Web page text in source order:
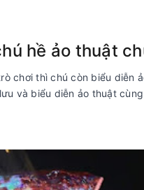
hề ảo thuật
chơi thì chú còn biểu diễn
và biểu diễn ảo thuật